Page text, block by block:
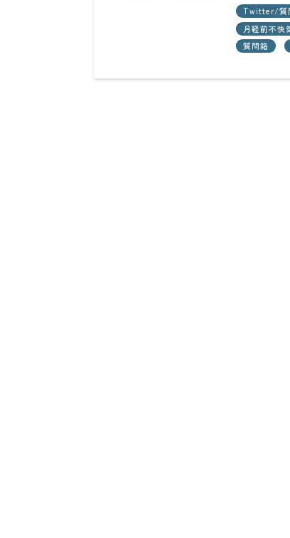
Twitter/質
月経前不快
質問箱